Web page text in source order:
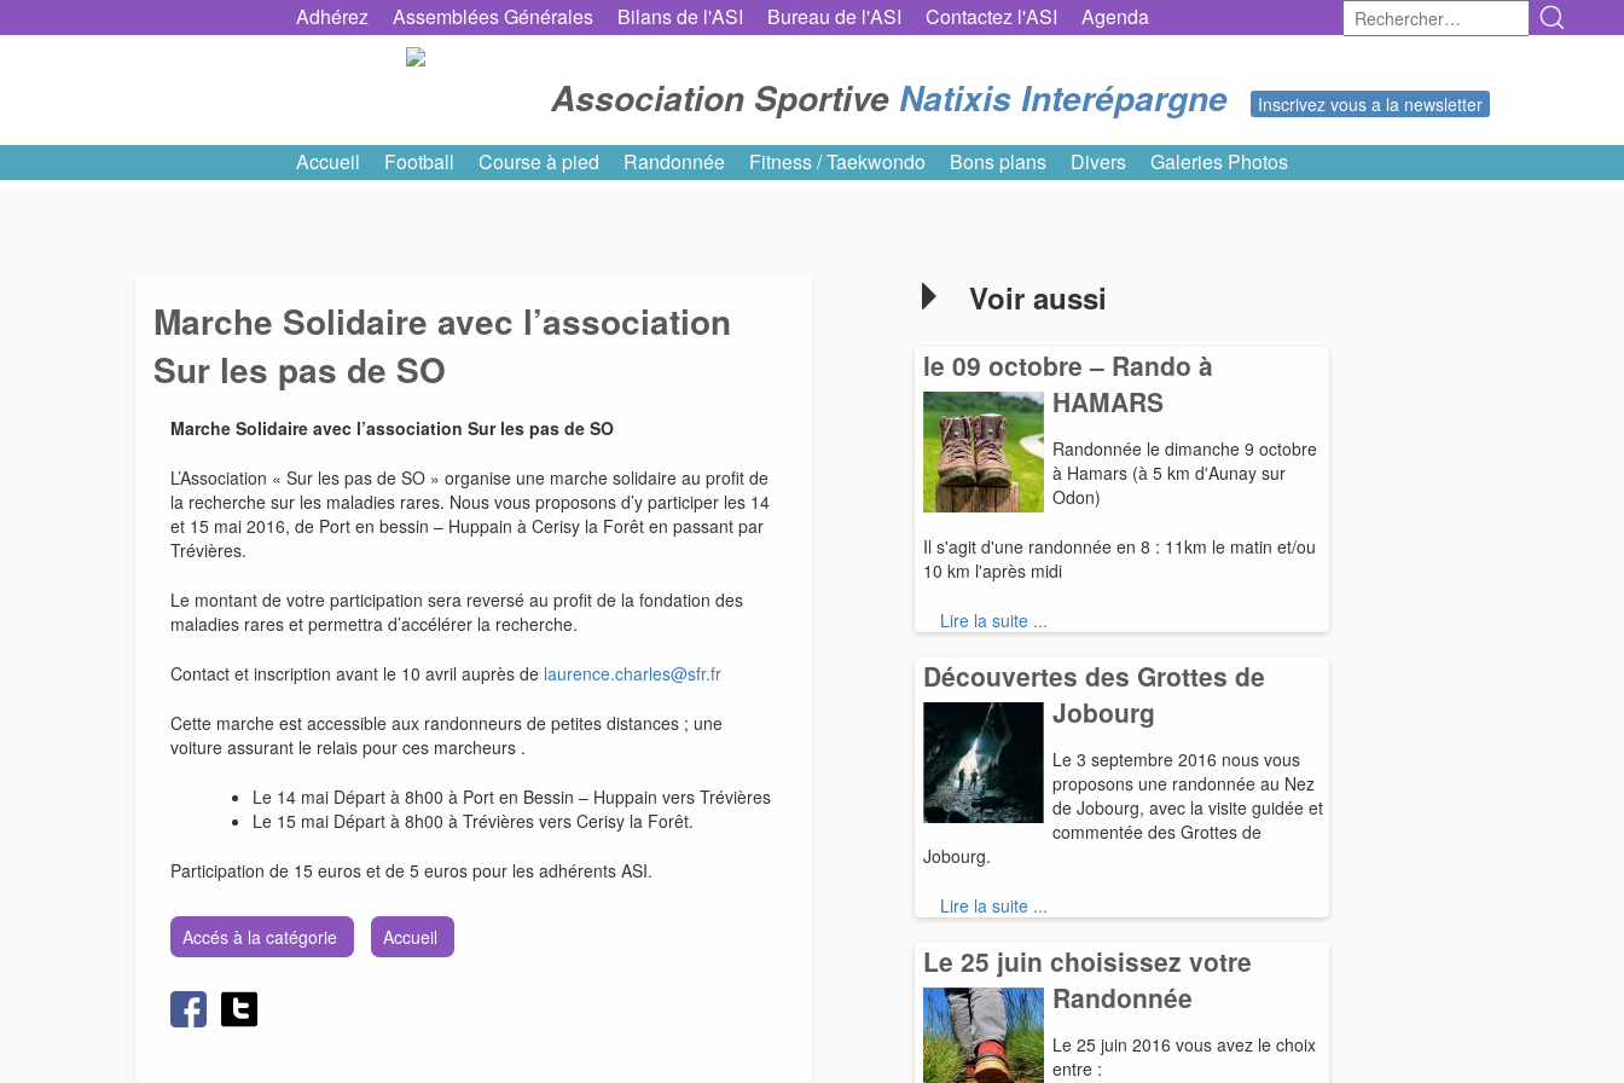
to
Adhérez Assemblées Générales Bilans de l'ASI Bureau de l'ASI Contactez l'ASI Agenda
Association Sportive Natixis Interépargne Inscrivez vous a la newsletter
Accueil Football Course à pied Randonnée Fitness / Taekwondo Bons plans Divers Galeries Photos
Marche Solidaire avec l’association
Sur les pas de SO
Marche Solidaire avec l’association Sur les pas de SO
L’Association « Sur les pas de SO » organise une marche solidaire au profit de
la recherche sur les maladies rares. Nous vous proposons d’y participer les 14
et 15 mai 2016, de Port en bessin – Huppain à Cerisy la Forêt en passant par
Trévières.
Le montant de votre participation sera reversé au profit de la fondation des
maladies rares et permettra d’accélérer la recherche.
Contact et inscription avant le 10 avril auprès de laurence.charles@sfr.fr
Cette marche est accessible aux randonneurs de petites distances ; une
voiture assurant le relais pour ces marcheurs .
Le 14 mai Départ à 8h00 à Port en Bessin – Huppain vers Trévières
Le 15 mai Départ à 8h00 à Trévières vers Cerisy la Forêt.
Participation de 15 euros et de 5 euros pour les adhérents ASI.
Accés à la catégorie Accueil
Voir aussi
le 09 octobre – Rando à
HAMARS
Randonnée le dimanche 9 octobre
à Hamars (à 5 km d'Aunay sur
Odon)
Il s'agit d'une randonnée en 8 : 11km le matin et/ou
10 km l'après midi
Lire la suite ...
Découvertes des Grottes de
Jobourg
Le 3 septembre 2016 nous vous
proposons une randonnée au Nez
de Jobourg, avec la visite guidée et
commentée des Grottes de
Jobourg.
Lire la suite ...
Le 25 juin choisissez votre
Randonnée
Le 25 juin 2016 vous avez le choix
entre :